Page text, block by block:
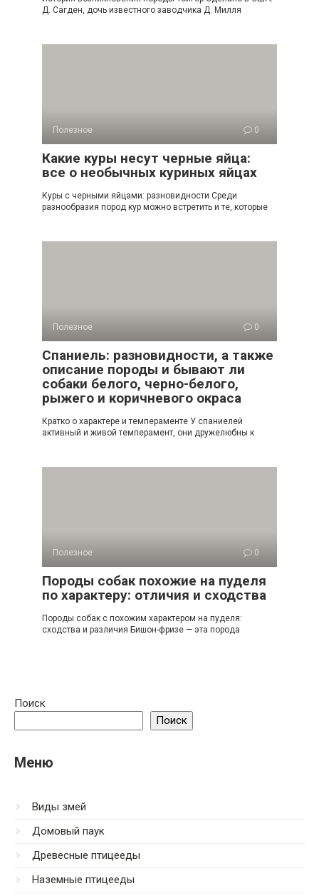
Д. Сагден, дочь известного заводчика Д. Милля
Полезное 0
Какие куры несут черные яйца:
все о необычных куриных яйцах
Куры с черными яйцами: разновидности Среди
разнообразия пород кур можно встретить и те, которые
Полезное 0
Спаниель: разновидности, а также
описание породы и бывают ли
собаки белого, черно-белого,
рыжего и коричневого окраса
Кратко о характере и темпераменте У спаниелей
активный и живой темперамент, они дружелюбны к
Полезное 0
Породы собак похожие на пуделя
по характеру: отличия и сходства
Породы собак с похожим характером на пуделя:
сходства и различия Бишон-фризе — эта порода
Поиск
Поиск
Меню
Виды змей
Домовый паук
Древесные птицееды
Наземные птицееды